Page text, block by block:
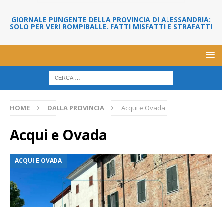
GIORNALE PUNGENTE DELLA PROVINCIA DI ALESSANDRIA:
SOLO PER VERI ROMPIBALLE. FATTI MISFATTI E STRAFATTI
HOME DALLA PROVINCIA Acqui e Ovada
Acqui e Ovada
ACQUI E OVADA